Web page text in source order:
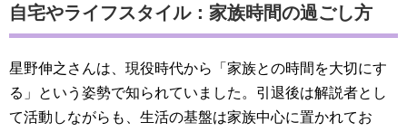
自宅やライフスタイル：家族時間の過ごし方
星野伸之さんは、現役時代から「家族との時間を大切にす
る」という姿勢で知られていました。引退後は解説者とし
て活動しながらも、生活の基盤は家族中心に置かれてお